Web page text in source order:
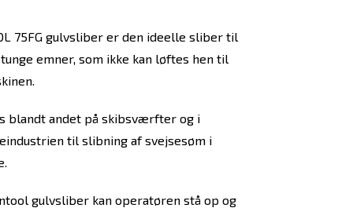
75FG gulvsliber er den ideelle sliber til
emner, som ikke kan løftes hen til
blandt andet på skibsværfter og i
til slibning af svejsesøm i
gulvsliber kan operatøren stå op og